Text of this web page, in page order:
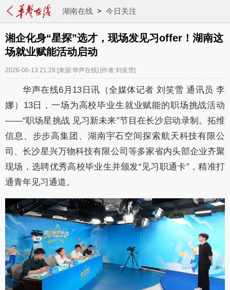
湖南在线> 今日关注
湘企化身“星探”选才，现场发见习offer！湖南这
场就业赋能活动启动
2026-06-13 21:29 [来源:华声在线] [作者:刘笑雪]
华声在线6月13日讯（全媒体记者 刘笑雪 通讯员 李
娜）13日，一场为高校毕业生就业赋能的职场挑战活动
——“职场星挑战 见习新未来”节目在长沙启动录制。拓维
信息、步步高集团、湖南宇石空间探索航天科技有限公
司、长沙星兴万物科技有限公司等多家省内头部企业齐聚
现场，选聘优秀高校毕业生并颁发“见习职通卡”，精准打
通青年见习通道。